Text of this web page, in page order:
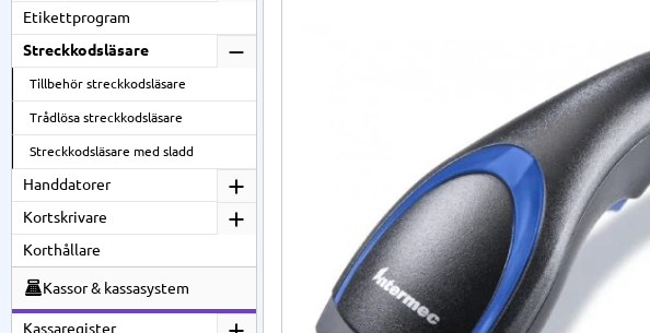
Etikettprogram
Streckkodsläsare
Tillbehör streckkodsläsare
Trådlösa streckkodsläsare
Streckkodsläsare med sladd
Handdatorer
Kortskrivare
Korthållare
Kassor & kassasystem
Kassaregister